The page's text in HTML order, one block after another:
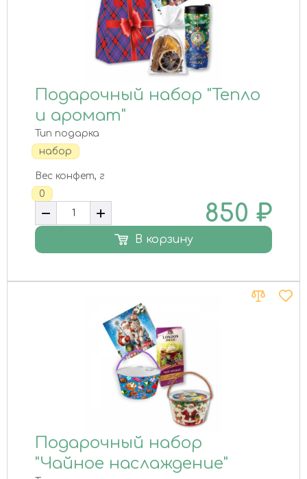
Подарочный набор "Тепло
и аромат"
Тип подарка
набор
Вес конфет, г
0
850 ₽
В корзину
Подарочный набор
"Чайное наслаждение"